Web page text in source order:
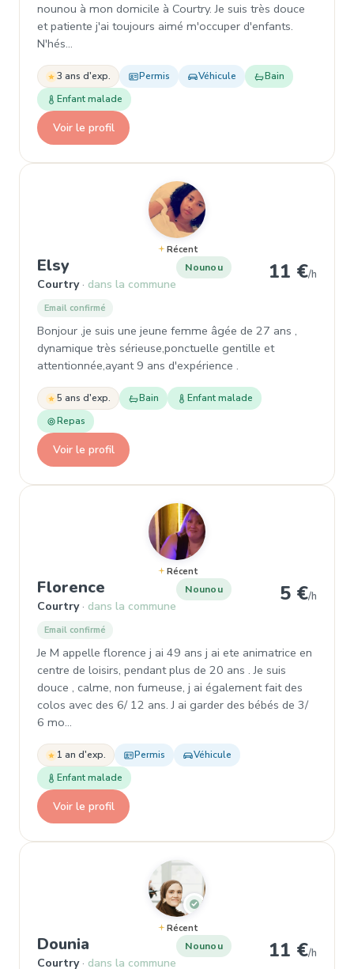
nounou à mon domicile à Courtry. Je suis très douce
et patiente j'ai toujours aimé m'occuper d'enfants.
N'hés…
3 ans d'exp. Permis Véhicule
Bain
Enfant malade
Voir le profil
Récent
Elsy, Nounou à Courtry
Courtry dans la commune
Nounou 11 €/h
Email confirmé
Bonjour ,je suis une jeune femme âgée de 27 ans ,
dynamique très sérieuse,ponctuelle gentille et
attentionnée,ayant 9 ans d'expérience .
5 ans d'exp. Bain
Enfant malade
Repas
Voir le profil
Récent
Florence , Nounou à Courtry
Courtry dans la commune
Nounou 5 €/h
Email confirmé
Je M appelle florence j ai 49 ans j ai ete animatrice en
centre de loisirs, pendant plus de 20 ans . Je suis
douce , calme, non fumeuse, j ai également fait des
colos avec des 6/ 12 ans. J ai garder des bébés de 3/
6 mo…
1 an d'exp. Permis
Véhicule
Enfant malade
Voir le profil
Récent
Dounia , Nounou à Courtry
Courtry dans la commune
Nounou 11 €/h